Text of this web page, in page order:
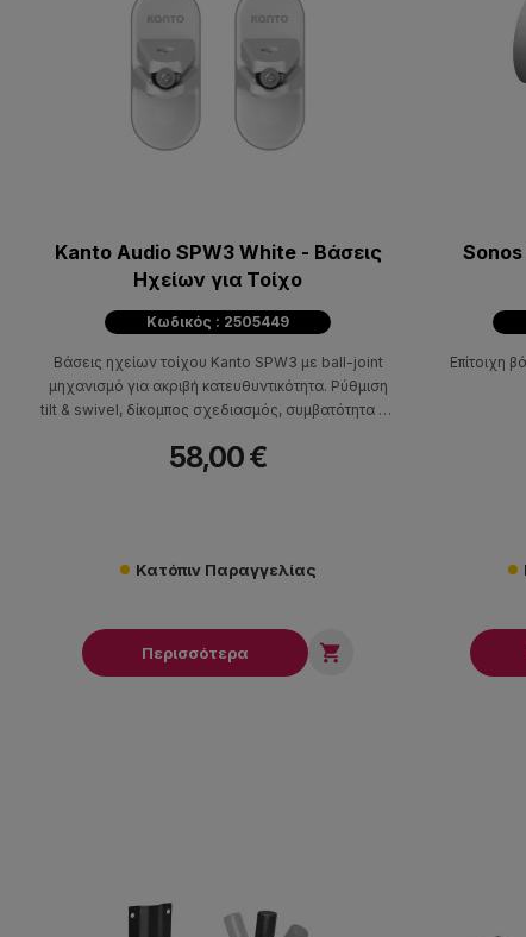
Kanto Audio SPW3 White - Βάσεις
Ηχείων για Τοίχο
Κωδικός : 2505449
Βάσεις ηχείων τοίχου Kanto SPW3 με ball-joint
μηχανισμό για ακριβή κατευθυντικότητα. Ρύθμιση
tilt & swivel, δίκομπος σχεδιασμός, συμβατότητα με
58,00 €
Κατόπιν Παραγγελίας
Περισσότερα 
Sonos
Επίτοιχη